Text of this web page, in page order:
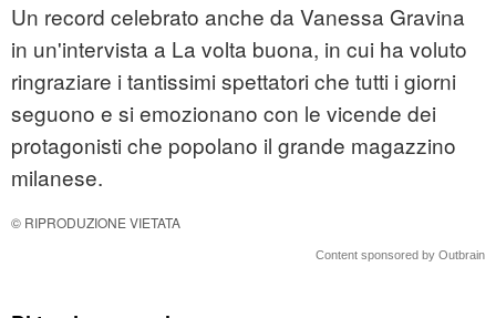
Un record celebrato anche da Vanessa Gravina
in un'intervista a La volta buona, in cui ha voluto
ringraziare i tantissimi spettatori che tutti i giorni
seguono e si emozionano con le vicende dei
protagonisti che popolano il grande magazzino
milanese.
© RIPRODUZIONE VIETATA
Content sponsored by Outbrain